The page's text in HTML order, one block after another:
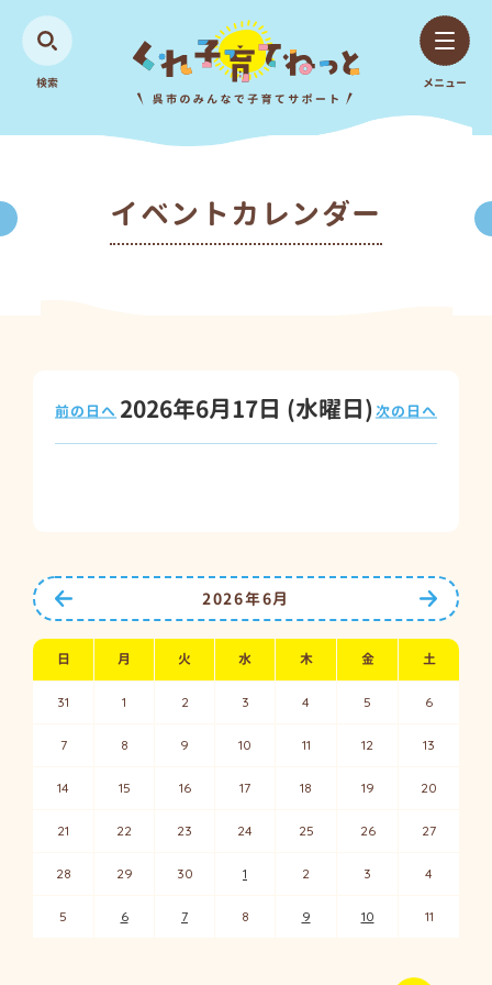
検索 メニュー
イベントカレンダー
2026年6月17日 (水曜日)
前の日へ 次の日へ
次の月
2026年6月
日 月 火 水 木 金 土
31 1 2 3 4 5 6
7 8 9 10 11 12 13
14 15 16 17 18 19 20
21 22 23 24 25 26 27
28 29 30 1 2 3 4
5 6 7 8 9 10 11